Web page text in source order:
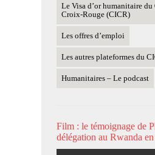
Le Visa d’or humanitaire
Croix-Rouge (CICR)
Les offres d’emploi
Les autres plateformes du
Humanitaires – Le podcast
Film : le témoignage de
délégation au Rwanda